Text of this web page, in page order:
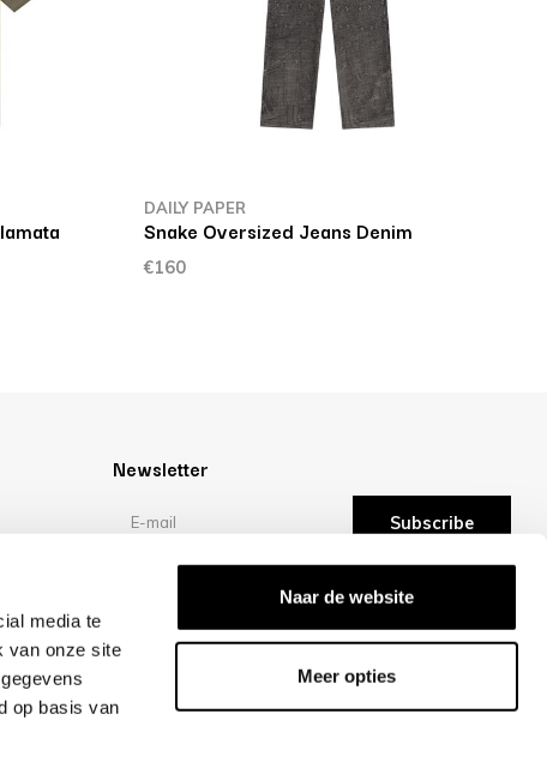
media te
van onze site
op basis van
Naar de website
Meer opties
DAILY PAPER
Snake Oversized Jeans Denim
€160
Newsletter
Subscribe
/10 -